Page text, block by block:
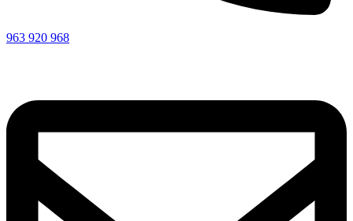
963 920 968